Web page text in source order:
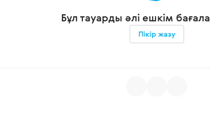
Бұл тауарды әлі ешкім
Пікір жазу